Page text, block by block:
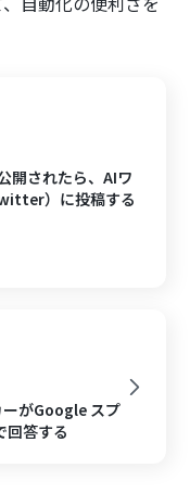
開されたら、AIワ
）に投稿する
がGoogle スプ
回答する